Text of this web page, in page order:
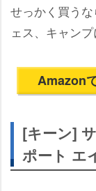
せっかく買う
ェス、キャン
Amazon
[キーン]
ポート エ